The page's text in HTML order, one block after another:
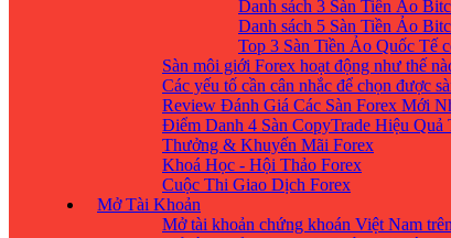
Danh sách 3 Sàn Tiền Ảo
Danh sách 5 Sàn Tiền Ảo
Top 3 Sàn Tiền Ảo Quốc Tế
Sàn môi giới Forex hoạt động như thế
Các yếu tố cần cân nhắc để chọn được
Review Đánh Giá Các Sàn Forex Mới
Điểm Danh 4 Sàn CopyTrade Hiệu Quả
Thưởng & Khuyến Mãi Forex
Khoá Học - Hội Thảo Forex
Cuộc Thi Giao Dịch Forex
Mở Tài Khoản
Mở tài khoản chứng khoán Việt Nam